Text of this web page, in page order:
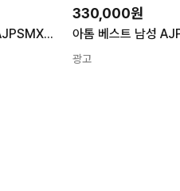
세륨 베스트 남성 AJPSMX7455 EDEN
330,000원
광고